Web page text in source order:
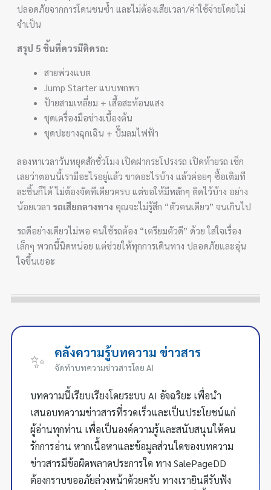
ปลอดภัยจากการโดนชนซ้ำ และไม่ต้องเสียเวลา/ค่าใช้จ่ายโดยไม่
จำเป็น
สรุป 5 ชิ้นที่ควรมีติดรถ:
สายพ่วงแบต
Jump Starter แบบพกพา
ป้ายสามเหลี่ยม + เสื้อสะท้อนแสง
ชุดเครื่องมือช่างเบื้องต้น
ชุดปะยางฉุกเฉิน + ปั๊มลมไฟฟ้า
ลองหาเวลาวันหยุดสักชั่วโมง เปิดฝากระโปรงรถ เปิดท้ายรถ เช็ก
เลยว่าตอนนี้เรามีอะไรอยู่แล้ว ขาดอะไรบ้าง แล้วค่อยๆ ซื้อเติมที
ละชิ้นก็ได้ ไม่ต้องจัดทีเดียวครบ แต่ขอให้มีหลักๆ ติดไว้บ้าง อย่าง
น้อยเวลา รถเสียกลางทาง คุณจะไม่รู้สึก “ตัวคนเดียว” จนเกินไป
รถดีอย่างเดียวไม่พอ คนใช้รถต้อง “เตรียมตัวดี” ด้วย ใส่ใจเรื่อง
เล็กๆ พวกนี้นิดหน่อย แต่ช่วยให้ทุกการเดินทาง ปลอดภัยและอุ่น
ใจขึ้นเยอะ
✨ คลังความรู้บทความ ข่าวสาร
จัดทำบทความข่าวสารโดย AI
บทความนี้เรียบเรียงโดยระบบ AI อัจฉริยะ เพื่อนำ
เสนอบทความข่าวสารที่รวดเร็วและเป็นประโยชน์แก่
ผู้อ่านทุกท่าน เพื่อเป็นองค์ความรู้และสนับสนุนให้คน
รักการอ่าน หากเนื้อหาและข้อมูลส่วนใดของบทความ
ข่าวสารมีข้อผิดพลาดประการใด ทาง SalePageDD
ต้องกราบขออภัยล่วงหน้าด้วยครับ ทางเรายินดีรับฟัง